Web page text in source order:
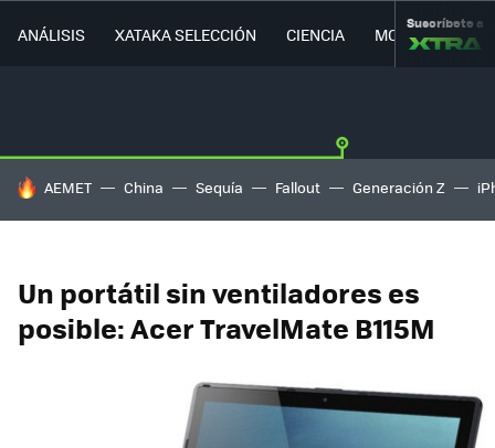
ANÁLISIS XATAKA SELECCIÓN CIENCIA MOVILIDAD
Suscríbete a
HOY SE HABLA DE
AEMET China Sequía Fallout Generación Z
Un portátil sin ventiladores es
posible: Acer TravelMate B115M